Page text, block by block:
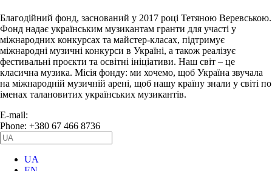
Благодійний фонд, заснований у 2017 році Тетяною Веревською.
Фонд надає українським музикантам гранти для участі у
міжнародних конкурсах та майстер-класах, підтримує
міжнародні музичні конкурси в Україні, а також реалізує
фестивальні проєкти та освітні ініціативи. Наш світ – це
класична музика. Місія фонду: ми хочемо, щоб Україна звучала
на міжнародній музичній арені, щоб нашу країну знали у світі по
іменах талановитих українських музикантів.
E-mail:
Phone: +380 67 466 8736
UA